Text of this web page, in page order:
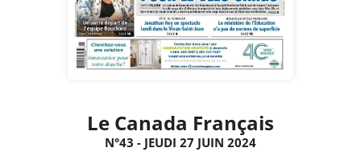
Le Canada Français
N°43 - JEUDI 27 JUIN 2024